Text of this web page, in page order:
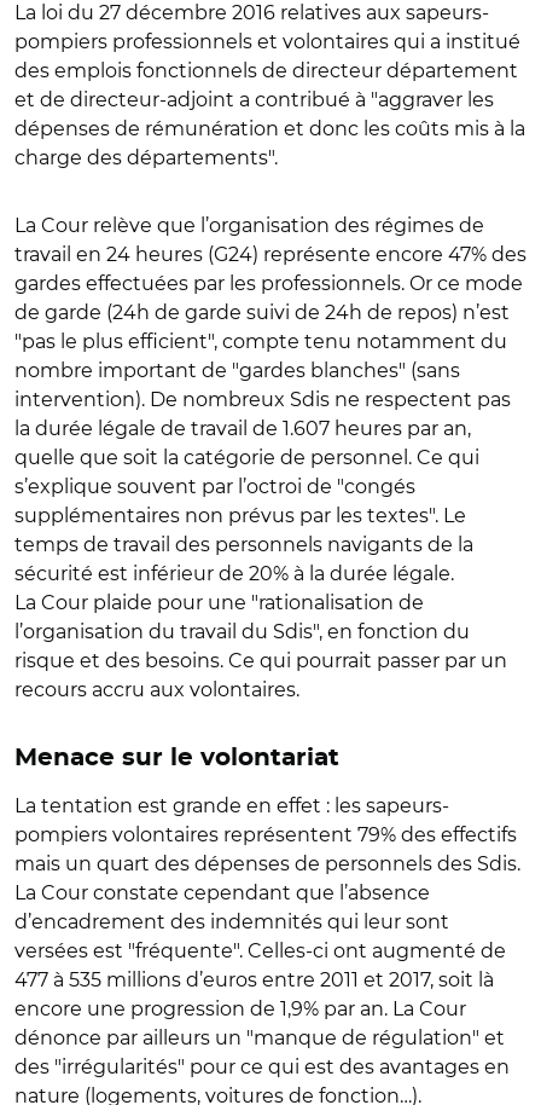
La loi du 27 décembre 2016 relatives aux sapeurs-
pompiers professionnels et volontaires qui a institué
des emplois fonctionnels de directeur département
et de directeur-adjoint a contribué à "aggraver les
dépenses de rémunération et donc les coûts mis à la
charge des départements".
La Cour relève que l’organisation des régimes de
travail en 24 heures (G24) représente encore 47% des
gardes effectuées par les professionnels. Or ce mode
de garde (24h de garde suivi de 24h de repos) n’est
"pas le plus efficient", compte tenu notamment du
nombre important de "gardes blanches" (sans
intervention). De nombreux Sdis ne respectent pas
la durée légale de travail de 1.607 heures par an,
quelle que soit la catégorie de personnel. Ce qui
s’explique souvent par l’octroi de "congés
supplémentaires non prévus par les textes". Le
temps de travail des personnels navigants de la
sécurité est inférieur de 20% à la durée légale.
La Cour plaide pour une "rationalisation de
l’organisation du travail du Sdis", en fonction du
risque et des besoins. Ce qui pourrait passer par un
recours accru aux volontaires.
Menace sur le volontariat
La tentation est grande en effet : les sapeurs-
pompiers volontaires représentent 79% des effectifs
mais un quart des dépenses de personnels des Sdis.
La Cour constate cependant que l’absence
d’encadrement des indemnités qui leur sont
versées est "fréquente". Celles-ci ont augmenté de
477 à 535 millions d’euros entre 2011 et 2017, soit là
encore une progression de 1,9% par an. La Cour
dénonce par ailleurs un "manque de régulation" et
des "irrégularités" pour ce qui est des avantages en
nature (logements, voitures de fonction…).